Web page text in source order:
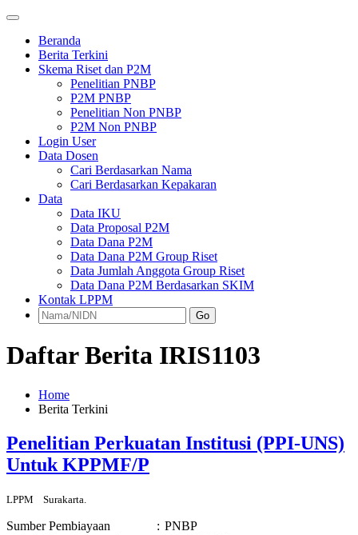
Beranda
Berita Terkini
Skema Riset dan P2M
Penelitian PNBP
P2M PNBP
Penelitian Non PNBP
P2M Non PNBP
Login User
Data Dosen
Cari Berdasarkan Nama
Cari Berdasarkan Kepakaran
Data
Data IKU
Data Proposal P2M
Data Dana P2M
Data Dana P2M Group Riset
Data Jumlah Anggota Group Riset
Data Dana P2M Berdasarkan SKIM
Kontak LPPM
Go
Daftar Berita IRIS1103
Home
Berita Terkini
Penelitian Perkuatan Institusi (PPI-UNS)
Untuk KPPMF/P
LPPM Surakarta.
Sumber Pembiayaan : PNBP